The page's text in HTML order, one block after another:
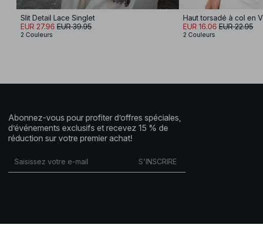
Slit Detail Lace Singlet
EUR 27.96 EUR 39.95
2 Couleurs
Haut torsadé à col en V
EUR 16.06 EUR 22.95
2 Couleurs
Abonnez-vous pour profiter d’offres spéciales,
d’événements exclusifs et recevez 15 % de
réduction sur votre premier achat!
S'INSCRIRE